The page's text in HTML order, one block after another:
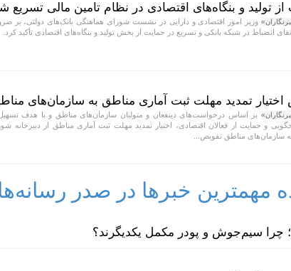
تولید و بنگاه‌های اقتصادی در نظام تامین مالی تسریع
وزیر امور اقتصادی و دارایی در نشست شورای هماهنگی بانک‌های دولتی، بر
انضباط در شبکه بانکی و تسریع در حمایت از بخش تولید و بنگاه‌های اقتصادی تأکید کرد.
تمدید مهلت ثبت آماری مناطق به سازمان‌های
بر اساس درخواست‌های ذینفعان و متولیان سازمان‌های مناطق و با هدف
و حمایت از فعالان اقتصادی، اختیار تمدید مهلت ثبت آماری مناطق از دبیرخانه
سازمان‌های مناطق تفویض...
مهمترین خبرها در صدر